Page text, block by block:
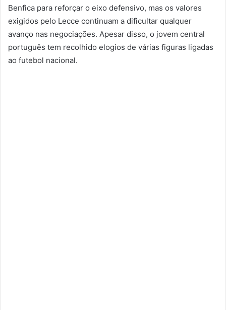
Benfica para reforçar o eixo defensivo, mas os valores
exigidos pelo Lecce continuam a dificultar qualquer
avanço nas negociações. Apesar disso, o jovem central
português tem recolhido elogios de várias figuras ligadas
ao futebol nacional.